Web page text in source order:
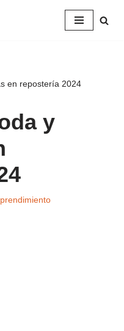
en repostería 2024
y